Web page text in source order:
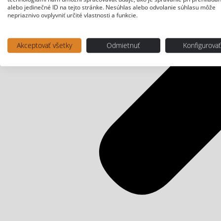
alebo jedinečné ID na tejto stránke. Nesúhlas alebo odvolanie súhlasu môže
nepriaznivo ovplyvniť určité vlastnosti a funkcie.
Akceptovať všetky Odmietnuť Konfigurovať